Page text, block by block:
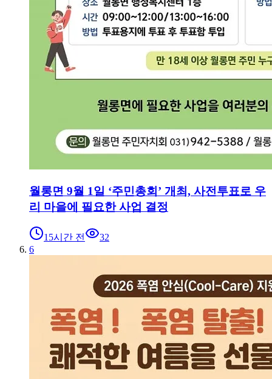
월롱면 9월 1일 ‘주민총회’ 개최, 사전투표로 우
리 마을에 필요한 사업 결정
15시간 전
32
6